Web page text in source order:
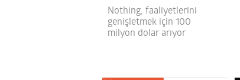
Nothing, faaliyetlerini
genişletmek için 100
milyon dolar arıyor